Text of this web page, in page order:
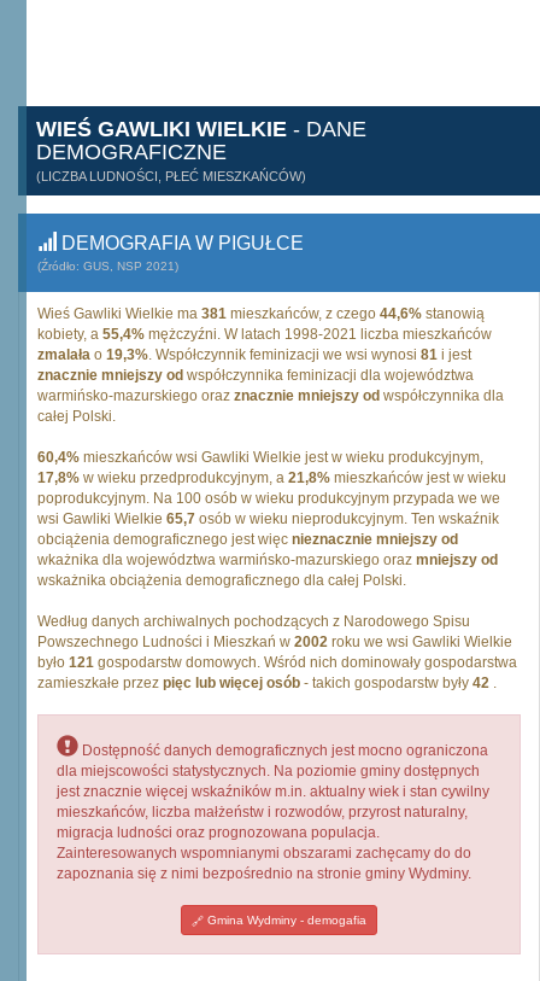
WIEŚ GAWLIKI WIELKIE - DANE
DEMOGRAFICZNE
(LICZBA LUDNOŚCI, PŁEĆ MIESZKAŃCÓW)
DEMOGRAFIA W PIGUŁCE
(Źródło: GUS, NSP 2021)
Wieś Gawliki Wielkie ma 381 mieszkańców, z czego 44,6% stanowią
kobiety, a 55,4% mężczyźni. W latach 1998-2021 liczba mieszkańców
zmalała o 19,3%. Współczynnik feminizacji we wsi wynosi 81 i jest
znacznie mniejszy od współczynnika feminizacji dla województwa
warmińsko-mazurskiego oraz znacznie mniejszy od współczynnika dla
całej Polski.
60,4% mieszkańców wsi Gawliki Wielkie jest w wieku produkcyjnym,
17,8% w wieku przedprodukcyjnym, a 21,8% mieszkańców jest w wieku
poprodukcyjnym. Na 100 osób w wieku produkcyjnym przypada we we
wsi Gawliki Wielkie 65,7 osób w wieku nieprodukcyjnym. Ten wskaźnik
obciążenia demograficznego jest więc nieznacznie mniejszy od
wkażnika dla województwa warmińsko-mazurskiego oraz mniejszy od
wskażnika obciążenia demograficznego dla całej Polski.
Według danych archiwalnych pochodzących z Narodowego Spisu
Powszechnego Ludności i Mieszkań w 2002 roku we wsi Gawliki Wielkie
było 121 gospodarstw domowych. Wśród nich dominowały gospodarstwa
zamieszkałe przez pięc lub więcej osób - takich gospodarstw były 42 .
Dostępność danych demograficznych jest mocno ograniczona
dla miejscowości statystycznych. Na poziomie gminy dostępnych
jest znacznie więcej wskaźników m.in. aktualny wiek i stan cywilny
mieszkańców, liczba małżeństw i rozwodów, przyrost naturalny,
migracja ludności oraz prognozowana populacja.
Zainteresowanych wspomnianymi obszarami zachęcamy do do
zapoznania się z nimi bezpośrednio na stronie gminy Wydminy.
Gmina Wydminy - demogafia